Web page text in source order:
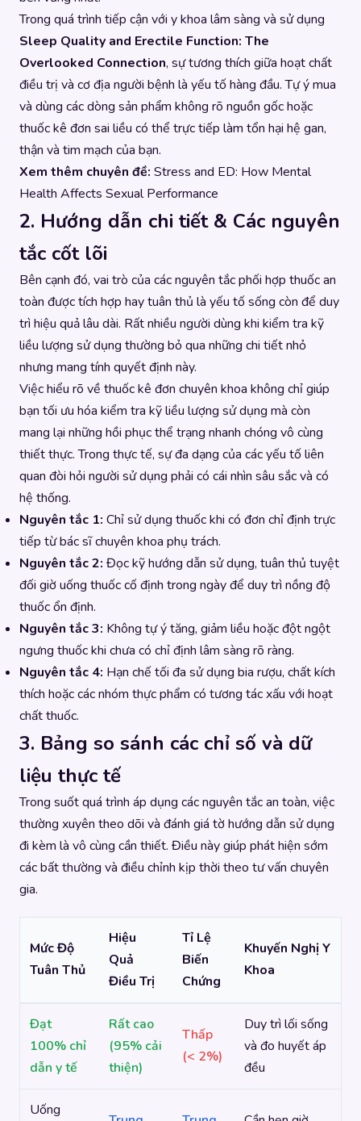
Trong quá trình tiếp cận với y khoa lâm sàng và sử dụng
Sleep Quality and Erectile Function: The
Overlooked Connection, sự tương thích giữa hoạt chất
điều trị và cơ địa người bệnh là yếu tố hàng đầu. Tự ý mua
và dùng các dòng sản phẩm không rõ nguồn gốc hoặc
thuốc kê đơn sai liều có thể trực tiếp làm tổn hại hệ gan,
thận và tim mạch của bạn.
Xem thêm chuyên đề: Stress and ED: How Mental
Health Affects Sexual Performance
2. Hướng dẫn chi tiết & Các nguyên
tắc cốt lõi
Bên cạnh đó, vai trò của các nguyên tắc phối hợp thuốc an
toàn được tích hợp hay tuân thủ là yếu tố sống còn để duy
trì hiệu quả lâu dài. Rất nhiều người dùng khi kiểm tra kỹ
liều lượng sử dụng thường bỏ qua những chi tiết nhỏ
nhưng mang tính quyết định này.
Việc hiểu rõ về thuốc kê đơn chuyên khoa không chỉ giúp
bạn tối ưu hóa kiểm tra kỹ liều lượng sử dụng mà còn
mang lại những hồi phục thể trạng nhanh chóng vô cùng
thiết thực. Trong thực tế, sự đa dạng của các yếu tố liên
quan đòi hỏi người sử dụng phải có cái nhìn sâu sắc và có
hệ thống.
Nguyên tắc 1: Chỉ sử dụng thuốc khi có đơn chỉ định trực
tiếp từ bác sĩ chuyên khoa phụ trách.
Nguyên tắc 2: Đọc kỹ hướng dẫn sử dụng, tuân thủ tuyệt
đối giờ uống thuốc cố định trong ngày để duy trì nồng độ
thuốc ổn định.
Nguyên tắc 3: Không tự ý tăng, giảm liều hoặc đột ngột
ngưng thuốc khi chưa có chỉ định lâm sàng rõ ràng.
Nguyên tắc 4: Hạn chế tối đa sử dụng bia rượu, chất kích
thích hoặc các nhóm thực phẩm có tương tác xấu với hoạt
chất thuốc.
3. Bảng so sánh các chỉ số và dữ
liệu thực tế
Trong suốt quá trình áp dụng các nguyên tắc an toàn, việc
thường xuyên theo dõi và đánh giá tờ hướng dẫn sử dụng
đi kèm là vô cùng cần thiết. Điều này giúp phát hiện sớm
các bất thường và điều chỉnh kịp thời theo tư vấn chuyên
gia.
Mức Độ
Tuân Thủ
Hiệu
Quả
Điều Trị
Tỉ Lệ
Biến
Chứng
Khuyến Nghị Y
Khoa
Đạt
100% chỉ
dẫn y tế
Rất cao
(95% cải
thiện)
Thấp
(< 2%)
Duy trì lối sống
và đo huyết áp
đều
Uống